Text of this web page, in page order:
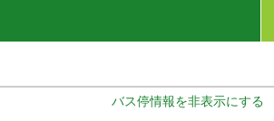
バス停情報を非表示にする